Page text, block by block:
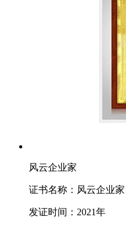
风云企业家
证书名称：风云企业家
发证时间：2021年